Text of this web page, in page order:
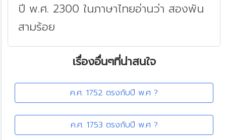
ปี พ.ศ. 2300 ในภาษาไทยอ่านว่า สองพัน
สามร้อย
เรื่องอื่นๆที่น่าสนใจ
ค.ศ. 1752 ตรงกับปี พ.ศ ?
ค.ศ. 1753 ตรงกับปี พ.ศ ?